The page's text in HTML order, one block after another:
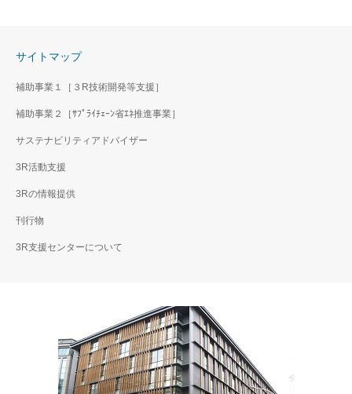
サイトマップ
補助事業１［３R技術開発等支援］
補助事業２［ｻﾌﾟﾗｲﾁｪｰﾝ省ｴﾈ推進事業］
サステナビリティアドバイザー
3R活動支援
3Rの情報提供
刊行物
3R支援センターについて